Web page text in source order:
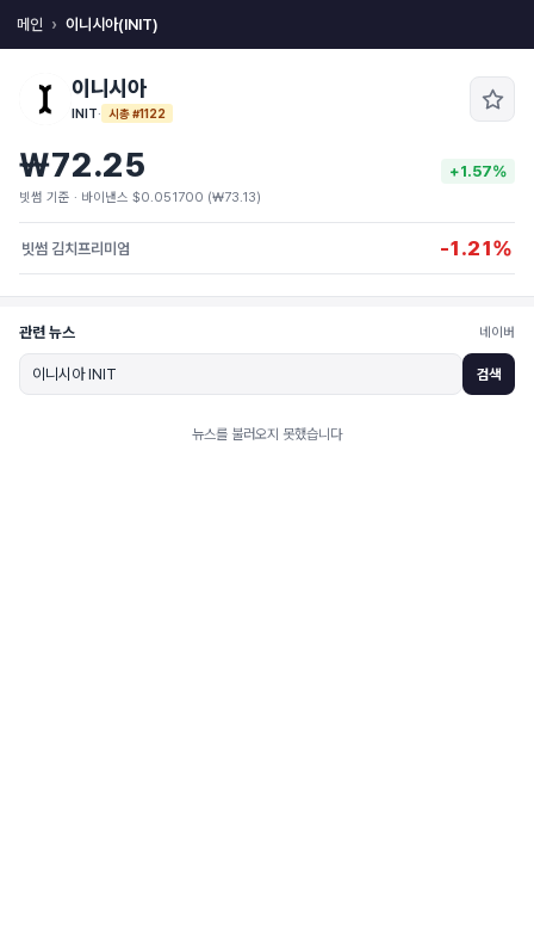
메인 이니시아(INIT)
이니시아
INIT· 시총 #1122
₩72.25 +1.57%
빗썸 기준 · 바이낸스 $0.051700 (₩73.13)
빗썸 김치프리미엄 -1.21%
관련 뉴스 네이버
검색
뉴스를 불러오지 못했습니다